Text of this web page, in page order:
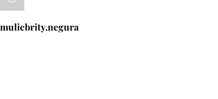
muliebrity.negura